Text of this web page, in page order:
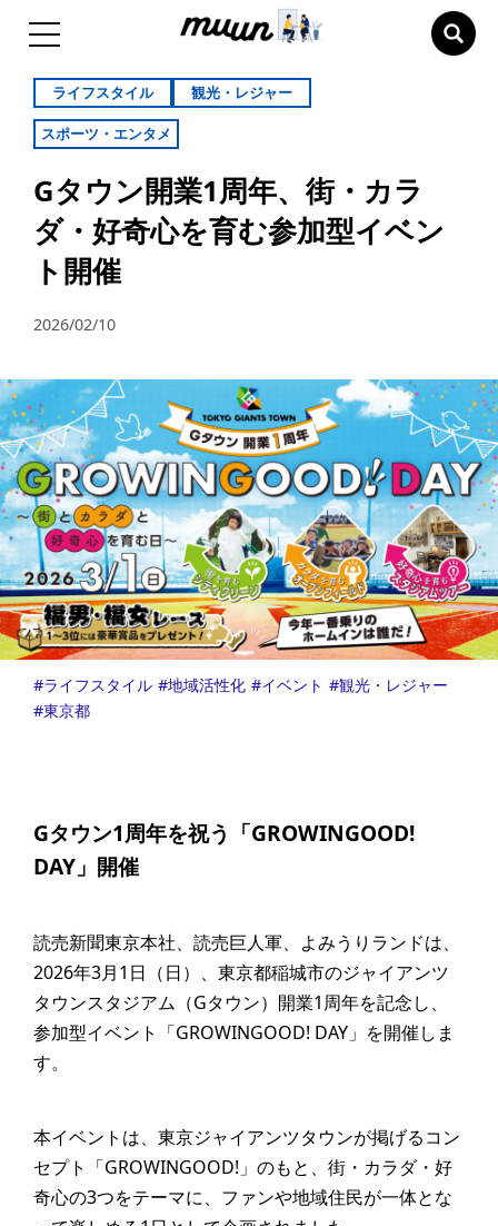
ライフスタイル 観光・レジャー
スポーツ・エンタメ
Gタウン開業1周年、街・カラ
ダ・好奇心を育む参加型イベン
ト開催
2026/02/10
ライフスタイル 地域活性化 イベント
観光・レジャー
東京都
Gタウン1周年を祝う「GROWINGOOD!
DAY」開催
読売新聞東京本社、読売巨人軍、よみうりランドは、
2026年3月1日（日）、東京都稲城市のジャイアンツ
タウンスタジアム（Gタウン）開業1周年を記念し、
参加型イベント「GROWINGOOD! DAY」を開催しま
す。
本イベントは、東京ジャイアンツタウンが掲げるコン
セプト「GROWINGOOD!」のもと、街・カラダ・好
奇心の3つをテーマに、ファンや地域住民が一体とな